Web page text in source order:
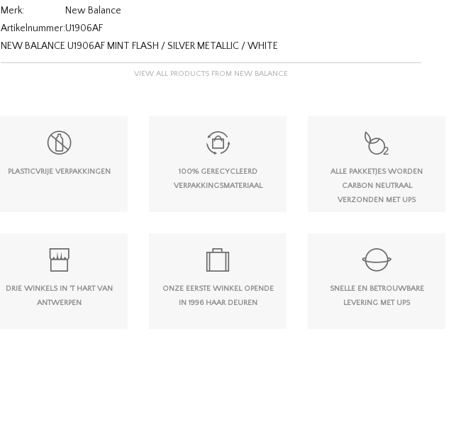
Merk:
New Balance
Artikelnummer:U1906AF
NEW BALANCE U1906AF MINT FLASH / SILVER METALLIC / WHITE
VIEW ALL PRODUCTS FROM NEW BALANCE
PLASTICVRIJE VERPAKKINGEN
100% GERECYCLEERD
VERPAKKINGSMATERIAAL
ALLE PAKKETJES WORDEN
CARBON NEUTRAAL
VERZONDEN MET UPS
DRIE WINKELS IN 'T HART VAN
ANTWERPEN
ONZE EERSTE WINKEL OPENDE
IN 1996 HAAR DEUREN
SNELLE EN BETROUWBARE
LEVERING MET UPS